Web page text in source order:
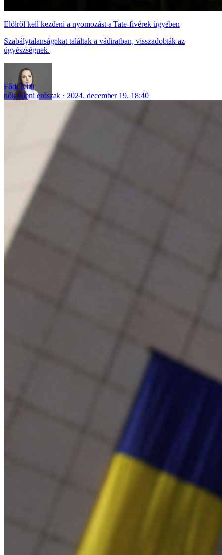
Elölről kell kezdeni a nyomozást a Tate-fivérek ügyében
Szabálytalanságokat találtak a vádiratban, visszadobták az
ügyészségnek.
Fődi Kitti
nők elleni erőszak
2024. december 19. 18:40